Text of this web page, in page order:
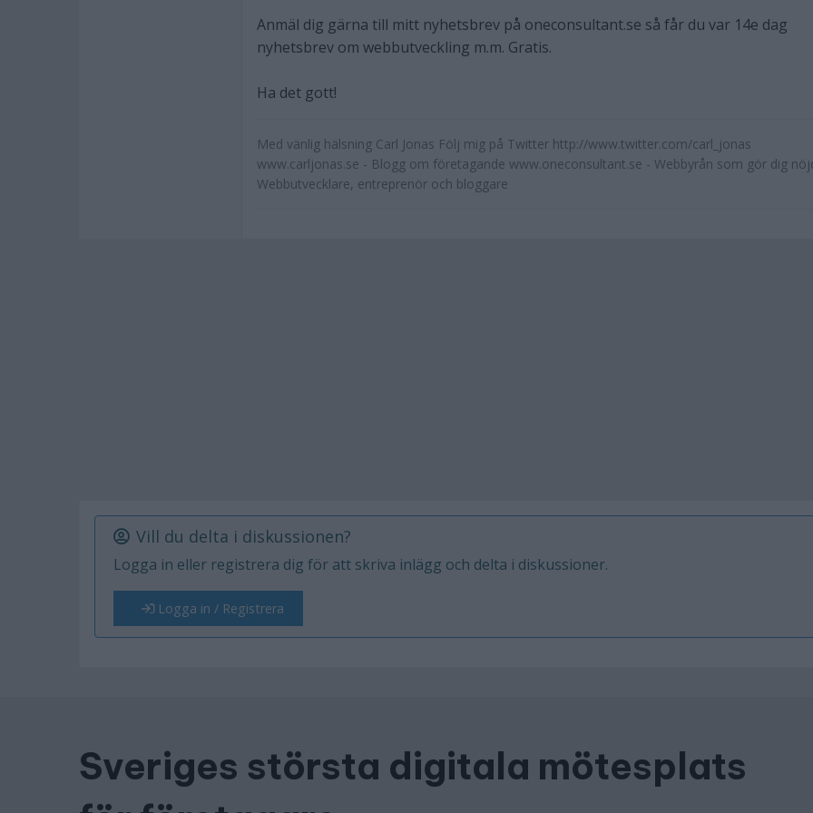
Anmäl dig gärna till mitt nyhetsbrev på oneconsultant.se så får du var 14e dag
nyhetsbrev om webbutveckling m.m. Gratis.
Ha det gott!
Med vänlig hälsning Carl Jonas Följ mig på Twitter http://www.twitter.com/carl_jonas
www.carljonas.se - Blogg om företagande www.oneconsultant.se - Webbyrån som gör dig
Webbutvecklare, entreprenör och bloggare
Vill du delta i diskussionen?
Logga in eller registrera dig för att skriva inlägg och delta i diskussioner.
Logga in / Registrera
Sveriges största digitala mötesplats